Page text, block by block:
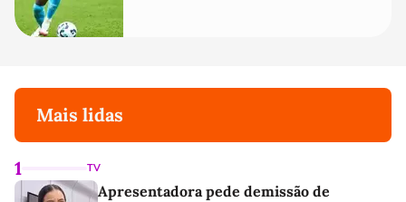
Mais lidas
1 TV
Apresentadora pede demissão de